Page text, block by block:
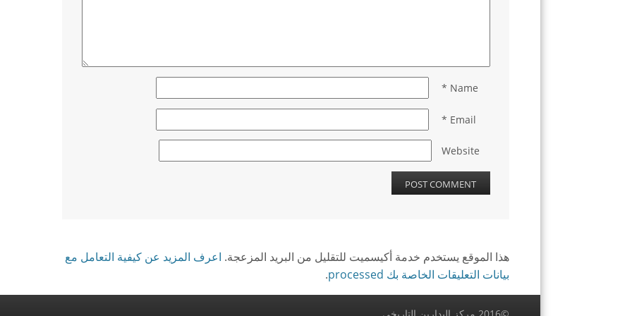
Name
*
Email
*
Website
هذا الموقع يستخدم خدمة أكيسميت للتقليل من البريد المزعجة. اعرف المزيد عن كيفية التعامل مع
بيانات التعليقات الخاصة بك processed
.